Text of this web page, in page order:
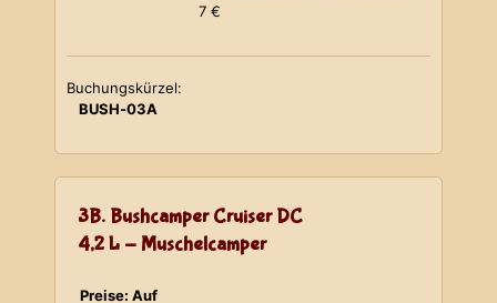
7 €
Buchungskürzel:
BUSH-03A
3B. Bushcamper Cruiser DC
4,2 L - Muschelcamper
Preise: Auf